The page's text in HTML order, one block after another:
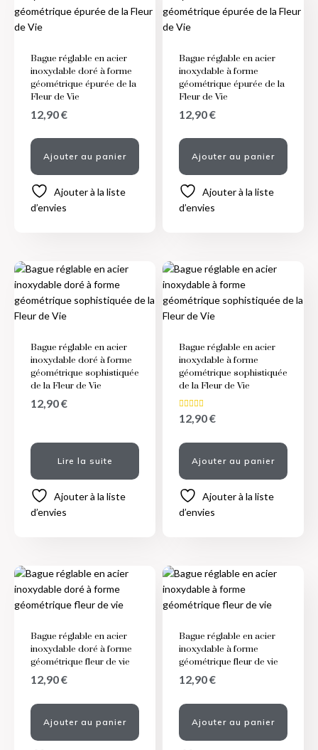
Bague réglable en acier
inoxydable doré à forme
géométrique épurée de la
Fleur de Vie
12,90€
Ajouter au panier
Ajouter à la liste
d’envies
Bague réglable en acier
inoxydable à forme
géométrique épurée de la
Fleur de Vie
12,90€
Ajouter au panier
Ajouter à la liste
d’envies
Bague réglable en acier
inoxydable doré à forme
géométrique sophistiquée
de la Fleur de Vie
12,90€
Lire la suite
Ajouter à la liste
d’envies
Bague réglable en acier
inoxydable à forme
géométrique sophistiquée
de la Fleur de Vie
Note
5.00
12,90€
Ajouter au panier
Ajouter à la liste
d’envies
Bague réglable en acier
inoxydable doré à forme
géométrique fleur de vie
12,90€
Ajouter au panier
Bague réglable en acier
inoxydable à forme
géométrique fleur de vie
12,90€
Ajouter au panier